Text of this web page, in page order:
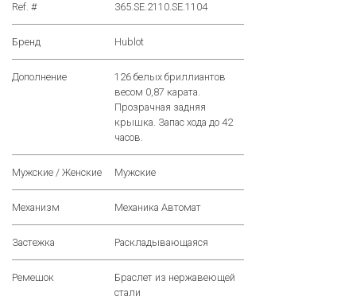
Ref. # 365.SE.2110.SE.1104
Бренд Hublot
Дополнение
126 белых бриллиантов
весом 0,87 карата.
Прозрачная задняя
крышка. Запас хода до 42
часов.
Мужские / Женские Мужские
Механизм Механика Автомат
Застежка Раскладывающаяся
Ремешок
Браслет из нержавеющей
стали